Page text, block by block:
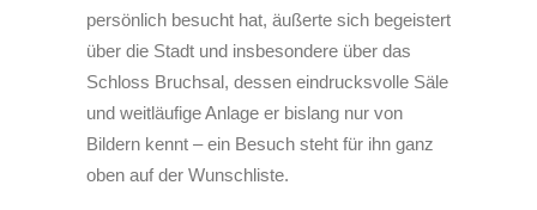
persönlich besucht hat, äußerte sich begeistert
über die Stadt und insbesondere über das
Schloss Bruchsal, dessen eindrucksvolle Säle
und weitläufige Anlage er bislang nur von
Bildern kennt – ein Besuch steht für ihn ganz
oben auf der Wunschliste.